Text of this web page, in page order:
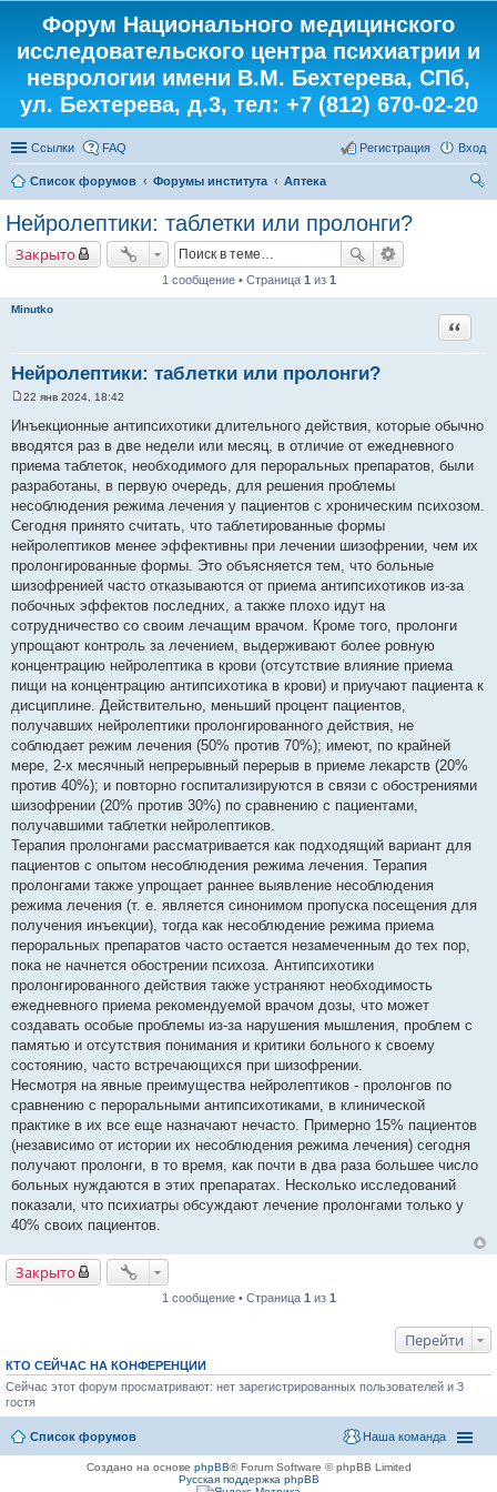
Форум Национального медицинского
исследовательского центра психиатрии и
неврологии имени В.М. Бехтерева, СПб,
ул. Бехтерева, д.3, тел: +7 (812) 670-02-20
Ссылки FAQ Вход
Регистрация
Список форумов Форумы института
Аптека
Нейролептики: таблетки или пролонги?
Закрыто
1 сообщение • Страница 1 из 1
Minutko
Нейролептики: таблетки или пролонги?
Цитата
о
б
е
н
е
22 янв 2024, 18:42
Инъекционные антипсихотики длительного действия, которые обычно
вводятся раз в две недели или месяц, в отличие от ежедневного
приема таблеток, необходимого для пероральных препаратов, были
разработаны, в первую очередь, для решения проблемы
несоблюдения режима лечения у пациентов с хроническим психозом.
Сегодня принято считать, что таблетированные формы
нейролептиков менее эффективны при лечении шизофрении, чем их
пролонгированные формы. Это объясняется тем, что больные
шизофренией часто отказываются от приема антипсихотиков из-за
побочных эффектов последних, а также плохо идут на
сотрудничество со своим лечащим врачом. Кроме того, пролонги
упрощают контроль за лечением, выдерживают более ровную
концентрацию нейролептика в крови (отсутствие влияние приема
пищи на концентрацию антипсихотика в крови) и приучают пациента к
дисциплине. Действительно, меньший процент пациентов,
получавших нейролептики пролонгированного действия, не
соблюдает режим лечения (50% против 70%); имеют, по крайней
мере, 2-х месячный непрерывный перерыв в приеме лекарств (20%
против 40%); и повторно госпитализируются в связи с обострениями
шизофрении (20% против 30%) по сравнению с пациентами,
получавшими таблетки нейролептиков.
Терапия пролонгами рассматривается как подходящий вариант для
пациентов с опытом несоблюдения режима лечения. Терапия
пролонгами также упрощает раннее выявление несоблюдения
режима лечения (т. е. является синонимом пропуска посещения для
получения инъекции), тогда как несоблюдение режима приема
пероральных препаратов часто остается незамеченным до тех пор,
пока не начнется обострении психоза. Антипсихотики
пролонгированного действия также устраняют необходимость
ежедневного приема рекомендуемой врачом дозы, что может
создавать особые проблемы из-за нарушения мышления, проблем с
памятью и отсутствия понимания и критики больного к своему
состоянию, часто встречающихся при шизофрении.
Несмотря на явные преимущества нейролептиков - пролонгов по
сравнению с пероральными антипсихотиками, в клинической
практике в их все еще назначают нечасто. Примерно 15% пациентов
(независимо от истории их несоблюдения режима лечения) сегодня
получают пролонги, в то время, как почти в два раза большее число
больных нуждаются в этих препаратах. Несколько исследований
показали, что психиатры обсуждают лечение пролонгами только у
40% своих пациентов.
Закрыто
1 сообщение • Страница 1 из 1
Перейти
КТО СЕЙЧАС НА КОНФЕРЕНЦИИ
Сейчас этот форум просматривают: нет зарегистрированных пользователей и 3
гостя
Список форумов Наша команда
Создано на основе phpBB® Forum Software © phpBB Limited
Русская поддержка phpBB